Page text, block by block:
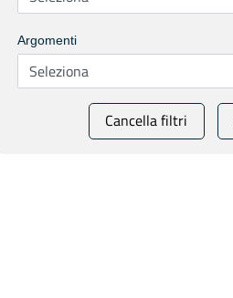
Argomenti
Cancella filtri